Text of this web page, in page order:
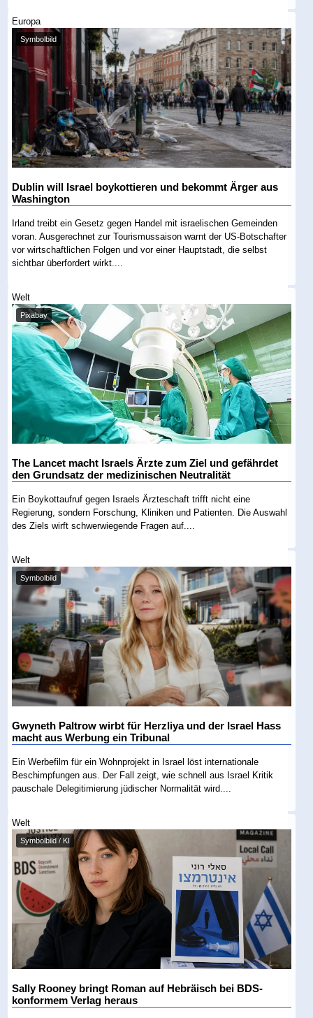
Europa
Symbolbild
Dublin will Israel boykottieren und bekommt Ärger aus
Washington
Irland treibt ein Gesetz gegen Handel mit israelischen Gemeinden
voran. Ausgerechnet zur Tourismussaison warnt der US-Botschafter
vor wirtschaftlichen Folgen und vor einer Hauptstadt, die selbst
sichtbar überfordert wirkt....
Welt
Pixabay
The Lancet macht Israels Ärzte zum Ziel und gefährdet
den Grundsatz der medizinischen Neutralität
Ein Boykottaufruf gegen Israels Ärzteschaft trifft nicht eine
Regierung, sondern Forschung, Kliniken und Patienten. Die Auswahl
des Ziels wirft schwerwiegende Fragen auf....
Welt
Symbolbild
Gwyneth Paltrow wirbt für Herzliya und der Israel Hass
macht aus Werbung ein Tribunal
Ein Werbefilm für ein Wohnprojekt in Israel löst internationale
Beschimpfungen aus. Der Fall zeigt, wie schnell aus Israel Kritik
pauschale Delegitimierung jüdischer Normalität wird....
Welt
Symbolbild / KI
Sally Rooney bringt Roman auf Hebräisch bei BDS-
konformem Verlag heraus